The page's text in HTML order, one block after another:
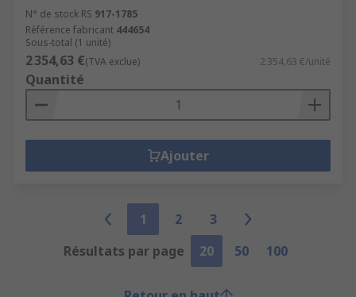
N° de stock RS 917-1785
Référence fabricant 444654
Sous-total (1 unité)
2 354,63 €(TVA exclue) 2 354,63 €/unité
Quantité
Ajouter
1 2
3
Résultats par page
20 50 100